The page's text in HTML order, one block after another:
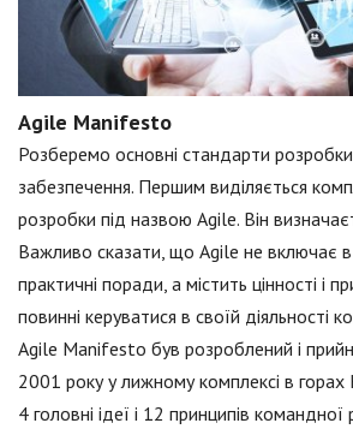
Agile Manifesto
Розберемо основні стандарти
забезпечення. Першим виділяється
розробки під назвою Agile. Він
Важливо сказати, що Agile не включає в
практичні поради, а містить цінності і
повинні керуватися в своїй діяльності
Agile Manifesto був розроблений і
2001 року у лижному комплексі в
4 головні ідеї і 12 принципів